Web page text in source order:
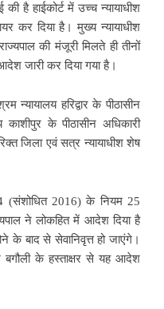
की है हाईकोर्ट में उच्च न्यायाधीश
कर दिया है। मुख्य न्यायाधीश
की मंजूरी मिलते ही तीनों
जारी कर दिया गया है।
न्यायालय हरिद्वार के पीठासीन
काशीपुर के पीठासीन अधिकारी
जिला एवं सत्र न्यायाधीश शेष
(संशोधित 2016) के नियम 25
ने लोकहित में आदेश दिया है
के बाद से सेवानिवृत्त हो जाएंगे।
के हस्ताक्षर से यह आदेश